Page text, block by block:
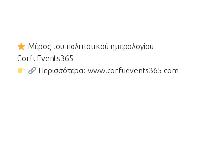
Μέρος του πολιτιστικού ημερολογίου
CorfuEvents365
Περισσότερα:www.corfuevents365.com